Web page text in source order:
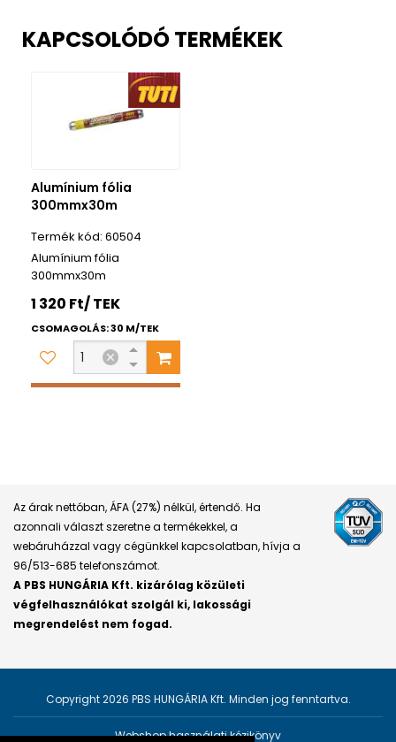
KAPCSOLÓDÓ TERMÉKEK
Alumínium fólia
300mmx30m
60504
Alumínium fólia
300mmx30m
1 320 Ft/ TEK
CSOMAGOLÁS: 30 M/TEK
Az árak nettóban, ÁFA (27%) nélkül, értendő. Ha
azonnali választ szeretne a termékekkel, a
webáruházzal vagy cégünkkel kapcsolatban, hívja a
96/513-685 telefonszámot.
A PBS HUNGÁRIA Kft. kizárólag közületi
végfelhasználókat szolgál ki, lakossági
megrendelést nem fogad.
Copyright 2026 PBS HUNGÁRIA Kft. Minden jog fenntartva.
Webshop használati kézikönyv